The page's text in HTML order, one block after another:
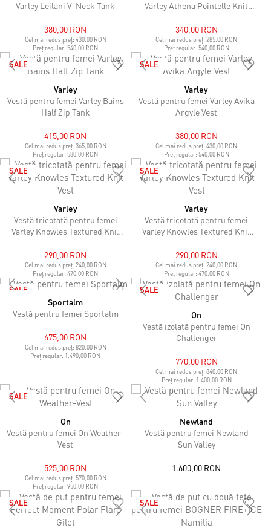
Varley Leilani V-Neck Tank
380,00 RON
Cel mai redus preț: 430,00 RON
Preț regular: 540,00 RON
Varley Athena Pointelle Knit
340,00 RON
Cel mai redus preț:285,00 RON
Preț regular: 540,00 RON
SALE
Varley
Vestă pentru femei Varley Bains
Half Zip Tank
415,00 RON
Cel mai redus preț: 365,00 RON
Preț regular: 580,00 RON
SALE
Varley
Vestă pentru femei Varley Avika
Argyle Vest
380,00 RON
Cel mai redus preț:430,00 RON
Preț regular: 540,00 RON
SALE
Varley
Vestă tricotată pentru femei
Varley Knowles Textured Knit
290,00 RON
Cel mai redus preț: 240,00 RON
Preț regular:470,00 RON
SALE
Varley
Vestă tricotată pentru femei
Varley Knowles Textured Knit
290,00 RON
Cel mai redus preț:240,00 RON
Preț regular: 470,00 RON
SALE
Sportalm
Vestă pentru femei Sportalm
675,00 RON
Cel mai redus preț: 820,00 RON
Preț regular: 1.490,00 RON
SALE
On
Vestă izolată pentru femei On
Challenger
770,00 RON
Cel mai redus preț:840,00 RON
Preț regular: 1.400,00 RON
SALE
On
Vestă pentru femei On Weather-
Vest
525,00 RON
Cel mai redus preț: 570,00 RON
Preț regular:950,00 RON
Newland
Vestă pentru femei Newland
Sun Valley
1.600,00 RON
SALE SALE